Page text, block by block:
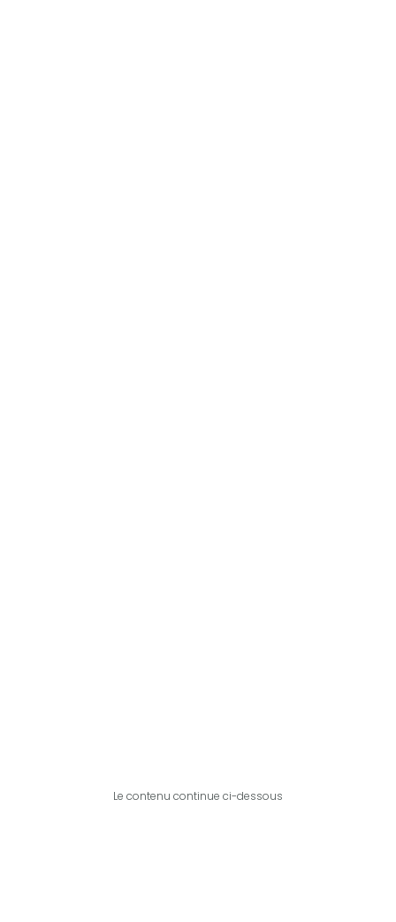
Le contenu continue ci-dessous